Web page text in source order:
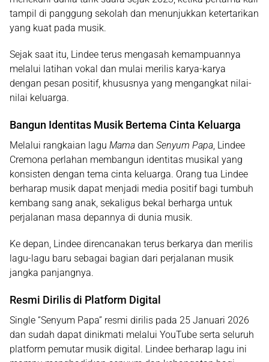
tampil di panggung sekolah dan menunjukkan ketertarikan
yang kuat pada musik.
Sejak saat itu, Lindee terus mengasah kemampuannya
melalui latihan vokal dan mulai merilis karya-karya
dengan pesan positif, khususnya yang mengangkat nilai-
nilai keluarga.
Bangun Identitas Musik Bertema Cinta Keluarga
Melalui rangkaian lagu Mama dan Senyum Papa , Lindee
Cremona perlahan membangun identitas musikal yang
konsisten dengan tema cinta keluarga. Orang tua Lindee
berharap musik dapat menjadi media positif bagi tumbuh
kembang sang anak, sekaligus bekal berharga untuk
perjalanan masa depannya di dunia musik.
Ke depan, Lindee direncanakan terus berkarya dan merilis
lagu-lagu baru sebagai bagian dari perjalanan musik
jangka panjangnya.
Resmi Dirilis di Platform Digital
Single “Senyum Papa” resmi dirilis pada 25 Januari 2026
dan sudah dapat dinikmati melalui YouTube serta seluruh
platform pemutar musik digital. Lindee berharap lagu ini